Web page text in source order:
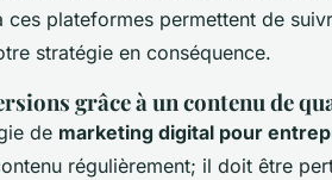
ces plateformes permettent de
stratégie en conséquence.
grâce à un contenu de
de marketing digital pour
régulièrement; il doit être